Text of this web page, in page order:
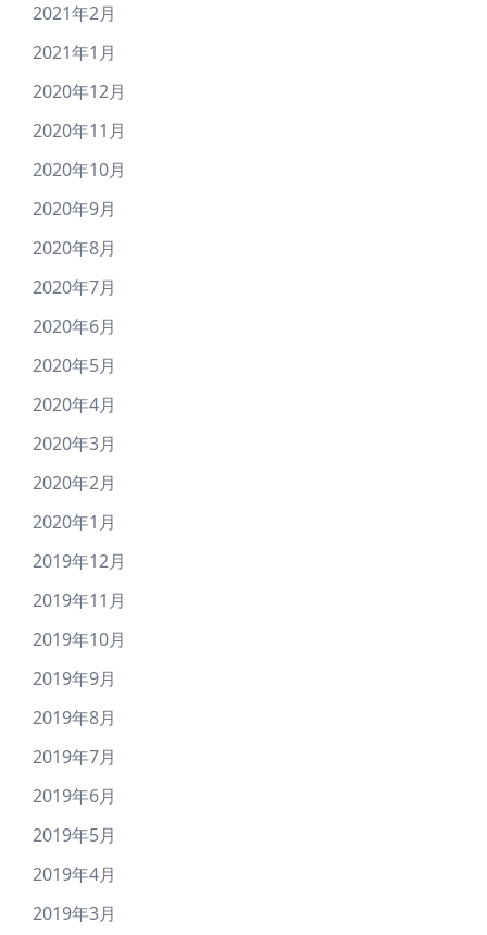
2021年2月
2021年1月
2020年12月
2020年11月
2020年10月
2020年9月
2020年8月
2020年7月
2020年6月
2020年5月
2020年4月
2020年3月
2020年2月
2020年1月
2019年12月
2019年11月
2019年10月
2019年9月
2019年8月
2019年7月
2019年6月
2019年5月
2019年4月
2019年3月